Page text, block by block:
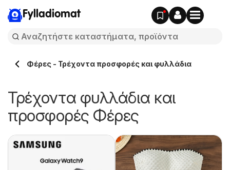
Fylladiomat
Φέρες - Τρέχοντα προσφορές και φυλλάδια
Τρέχοντα φυλλάδια και
προσφορές Φέρες